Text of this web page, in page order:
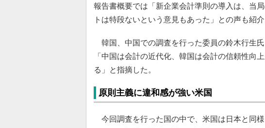
報告書概要では「新企業会計準則の導入は、当
トは特段ないという意見もあった」との声も紹介
韓国、中国での調査を行った委員の鈴木行生
「中国は会計の近代化、韓国は会計の信頼性向
る」と指摘した。
原則主義に違和感が強い米国
今回調査を行った国の中で、米国は日本と同